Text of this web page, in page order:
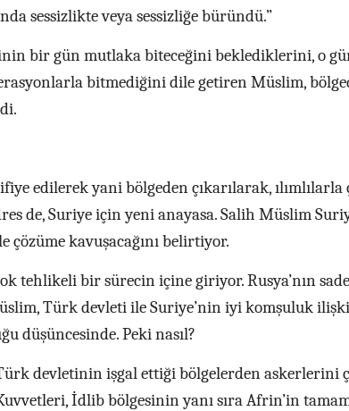
sessizlikte veya sessizliğe büründü.”
bir gün mutlaka biteceğini beklediklerini, o
bitmediğini dile getiren Müslim,
edilerek yani bölgeden çıkarılarak, ılımlılarla
de, Suriye için yeni anayasa. Salih Müslim
kavuşacağını belirtiyor.
tehlikeli bir sürecin içine giriyor. Rusya’nın
Türk devleti ile Suriye’nin iyi komşuluk
düşüncesinde. Peki nasıl?
devletinin işgal ettiği bölgelerden askerlerini
İdlib bölgesinin yanı sıra Afrin’in